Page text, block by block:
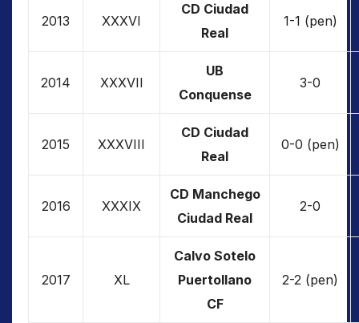
2013 XXXVI
CD Ciudad
Real
1-1 (pen)
2014 XXXVII
UB
Conquense
3-0
2015 XXXVIII
CD Ciudad
Real
0-0 (pen)
2016 XXXIX
CD Manchego
Ciudad Real
2-0
2017 XL
Calvo Sotelo
Puertollano
CF
2-2 (pen)